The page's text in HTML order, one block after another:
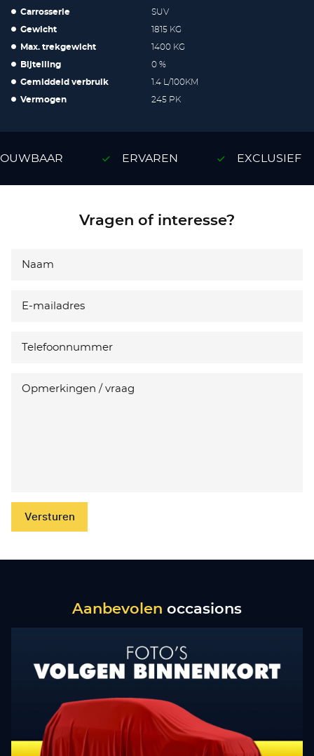
Carrosserie SUV
Gewicht 1815 KG
Max. trekgewicht 1400 KG
Bijtelling 0 %
Gemiddeld verbruik 1.4 L/100KM
Vermogen 245 PK
ERVAREN EXCLUSIEF
Vragen of interesse?
Versturen
Aanbevolen occasions